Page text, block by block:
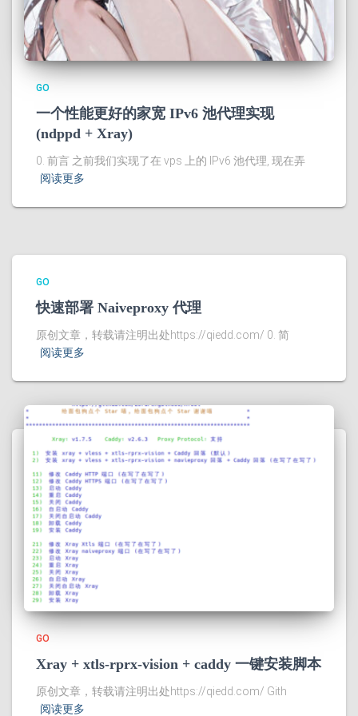
GO
一个性能更好的家宽 IPv6 池代理实现
(ndppd + Xray)
0. 前言 之前我们实现了在 vps 上的 IPv6 池代理, 现在弄
阅读更多
GO
快速部署 Naiveproxy 代理
原创文章，转载请注明出处https://qiedd.com/ 0. 简
阅读更多
GO
Xray + xtls-rprx-vision + caddy 一键安装脚本
原创文章，转载请注明出处https://qiedd.com/ Gith
阅读更多